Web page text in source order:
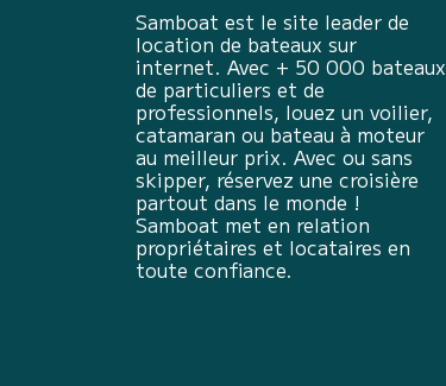
Samboat est le site leader de
location de bateaux sur
internet. Avec + 50 000 bateaux
de particuliers et de
professionnels, louez un voilier,
catamaran ou bateau à moteur
au meilleur prix. Avec ou sans
skipper, réservez une croisière
partout dans le monde !
Samboat met en relation
propriétaires et locataires en
toute confiance.